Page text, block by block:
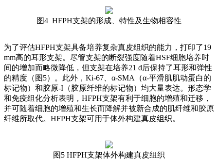
图4 HFPH支架的形成、特性及生物相容性
为了评估HFPH支架具备培养复杂真皮组织的能力，打印了19
mm高的耳形支架。尽管支架的断裂强度随着HSF细胞培养时
间的增加而略微降低，但支架在培养21 d后保持了耳形和弹性
的精度（图5）。此外，Ki-67、α-SMA（α-平滑肌肌动蛋白的
标记物）和胶原-I（胶原纤维的标记物）均大量表达。形态学
和免疫组化分析表明，HFPH支架有利于细胞的增殖和迁移，
并可随着细胞的增殖和生长而降解并被新合成的肌纤维和胶原
纤维所取代。HFPH支架可用于体外构建真皮组织。
图5 HFPH支架体外构建真皮组织